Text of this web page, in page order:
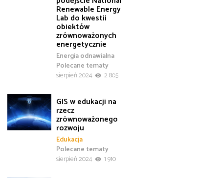
Renewable Energy
Lab do kwestii
obiektów
zrównoważonych
energetycznie
Energia odnawialna
Polecane tematy
sierpień 2024
2 805
GIS w edukacji na
rzecz
zrównoważonego
rozwoju
Edukacja
Polecane tematy
sierpień 2024
1 910